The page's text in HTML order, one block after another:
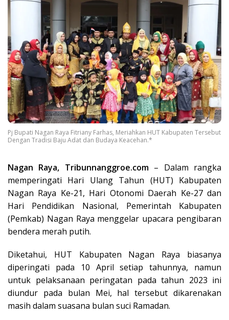
Pj Bupati Nagan Raya Fitriany Farhas, Meriahkan HUT Kabupaten Tersebut
Dengan Tradisi Baju Adat dan Budaya Keacehan.*
Nagan Raya, Tribunnanggroe.com– Dalam rangka
memperingati Hari Ulang Tahun (HUT) Kabupaten
Nagan Raya Ke-21, Hari Otonomi Daerah Ke-27 dan
Hari Pendidikan Nasional, Pemerintah Kabupaten
(Pemkab) Nagan Raya menggelar upacara pengibaran
bendera merah putih.
Diketahui, HUT Kabupaten Nagan Raya biasanya
diperingati pada 10 April setiap tahunnya, namun
untuk pelaksanaan peringatan pada tahun 2023 ini
diundur pada bulan Mei, hal tersebut dikarenakan
masih dalam suasana bulan suci Ramadan.